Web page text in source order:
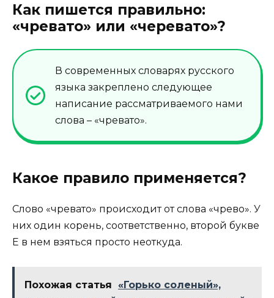
Как пишется правильно:
«чревато» или «черевато»?
В современных словарях русского
языка закреплено следующее
написание рассматриваемого нами
слова – «чревато».
Какое правило применяется?
Слово «чревато» происходит от слова «чрево». У
них один корень, соответственно, второй букве
Е в нем взяться просто неоткуда.
Похожая статья
«Горько соленый»,